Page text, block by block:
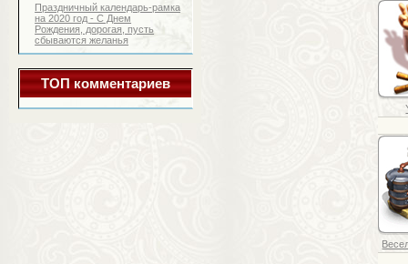
Праздничный календарь-рамка
на 2020 год - С Днем
Рождения, дорогая, пусть
сбываются желанья
ТОП комментариев